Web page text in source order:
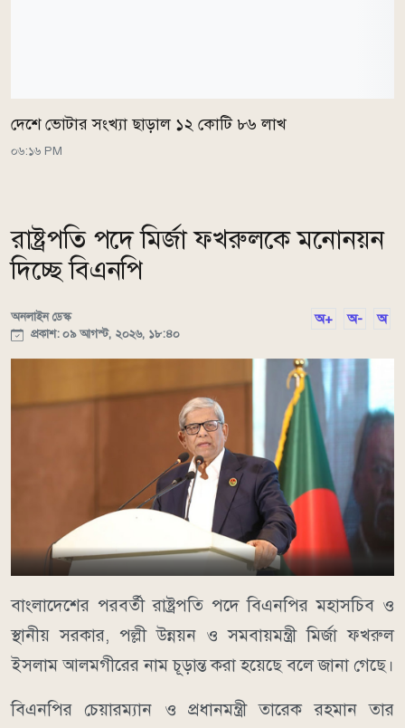
দেশে ভোটার সংখ্যা ছাড়াল ১২ কোটি ৮৬ লাখ
০৬:১৬ PM
রাষ্ট্রপতি পদে মির্জা ফখরুলকে মনোনয়ন
দিচ্ছে বিএনপি
অনলাইন ডেস্ক
প্রকাশ: ০৯ আগস্ট, ২০২৬, ১৮:৪০
অ+ অ- অ
বাংলাদেশের পরবর্তী রাষ্ট্রপতি পদে বিএনপির মহাসচিব ও
স্থানীয় সরকার, পল্লী উন্নয়ন ও সমবায়মন্ত্রী মির্জা ফখরুল
ইসলাম আলমগীরের নাম চূড়ান্ত করা হয়েছে বলে জানা গেছে।
বিএনপির চেয়ারম্যান ও প্রধানমন্ত্রী তারেক রহমান তার